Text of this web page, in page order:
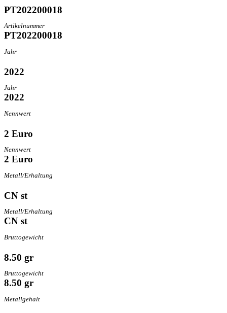
PT202200018
Artikelnummer
PT202200018
Jahr
2022
Jahr
2022
Nennwert
2 Euro
Nennwert
2 Euro
Metall/Erhaltung
CN st
Metall/Erhaltung
CN st
Bruttogewicht
8.50 gr
Bruttogewicht
8.50 gr
Metallgehalt